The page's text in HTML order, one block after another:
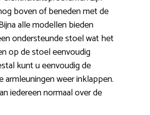
boven of beneden met de
alle modellen bieden
ondersteunde stoel wat het
op de stoel eenvoudig
kunt u eenvoudig de
armleuningen weer inklappen.
iedereen normaal over de